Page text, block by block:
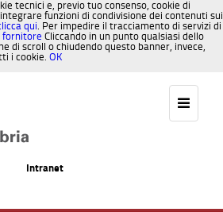
tecnici e, previo tuo consenso, cookie di
funzioni di condivisione dei contenuti sui
qui. Per impedire il tracciamento di servizi di
fornitore Cliccando in un punto qualsiasi dello
di scroll o chiudendo questo banner, invece,
i cookie. OK
Intranet